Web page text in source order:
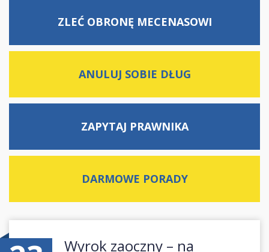
ZLEĆ OBRONĘ MECENASOWI
ANULUJ SOBIE DŁUG
ZAPYTAJ PRAWNIKA
DARMOWE PORADY
Wyrok zaoczny – na